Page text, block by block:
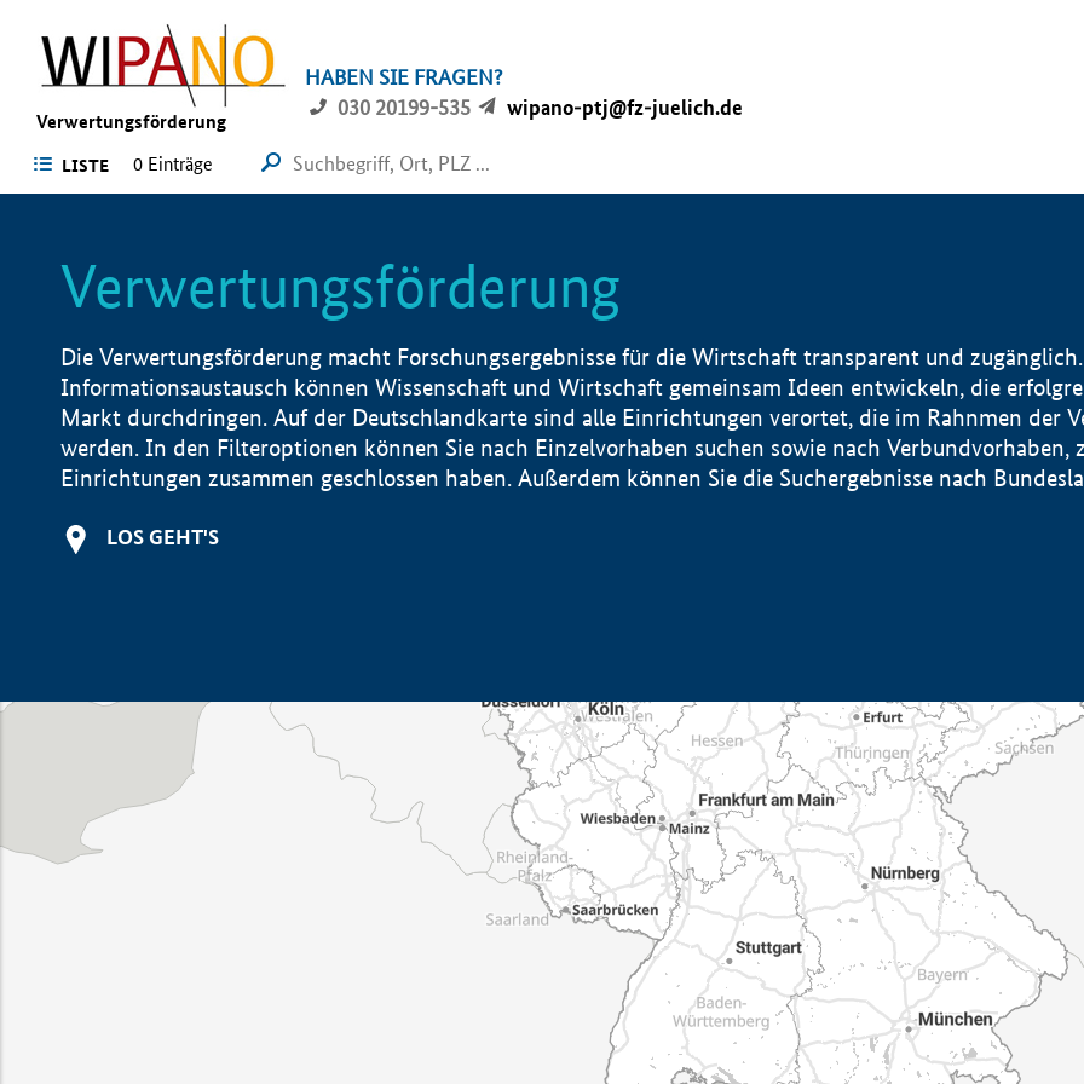
Verwertungsförderung
HABEN SIE FRAGEN?
030 20199-535
wipano-ptj@fz-juelich.de
LISTE 0 Einträge
Verwertungsförderung
Die Verwertungsförderung macht Forschungsergebnisse für die Wirtschaft transparent und
Informationsaustausch können Wissenschaft und Wirtschaft gemeinsam Ideen entwickeln, die
Markt durchdringen. Auf der Deutschlandkarte sind alle Einrichtungen verortet, die im Rahnmen der
werden. In den Filteroptionen können Sie nach Einzelvorhaben suchen sowie nach Verbundvorhaben,
Einrichtungen zusammen geschlossen haben. Außerdem können Sie die Suchergebnisse nach
LOS GEHT'S